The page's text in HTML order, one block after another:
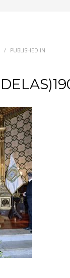
/ PUBLISHED IN